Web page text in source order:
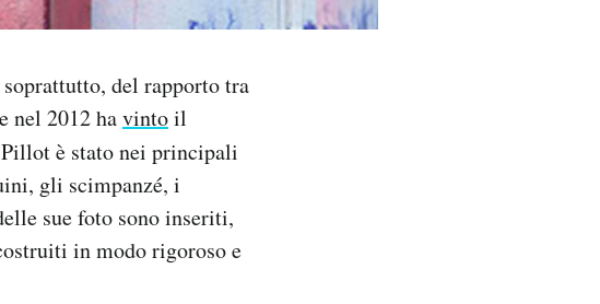
del rapporto tra
nel 2012 havintoil
è stato nei principali
gli scimpanzé, i
sue foto sono inseriti,
in modo rigoroso e